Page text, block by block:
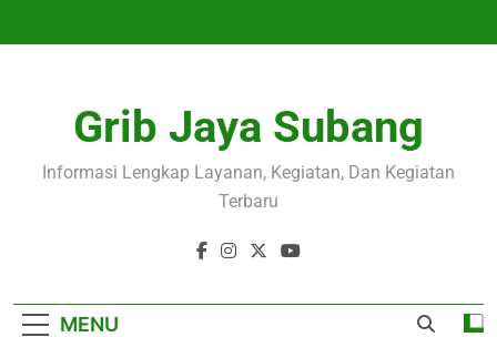
Grib Jaya Subang
Informasi Lengkap Layanan, Kegiatan, Dan Kegiatan
Terbaru
MENU